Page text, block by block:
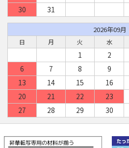
30
31
2026年09月
日 月 火 水
1 2
6
7 8 9
13
14 15 16
20
21 22 23
27
28 29 30